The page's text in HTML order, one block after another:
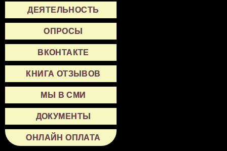
ДЕЯТЕЛЬНОСТЬ
ОПРОСЫ
ВКОНТАКТЕ
КНИГА ОТЗЫВОВ
МЫ В СМИ
ДОКУМЕНТЫ
ОНЛАЙН ОПЛАТА